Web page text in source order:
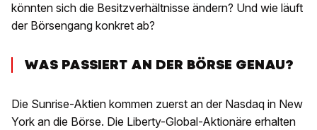
könnten sich die Besitzverhältnisse ändern? Und wie läuft
der Börsengang konkret ab?
WAS PASSIERT AN DER BÖRSE GENAU?
Die Sunrise-Aktien kommen zuerst an der Nasdaq in New
York an die Börse. Die Liberty-Global-Aktionäre erhalten